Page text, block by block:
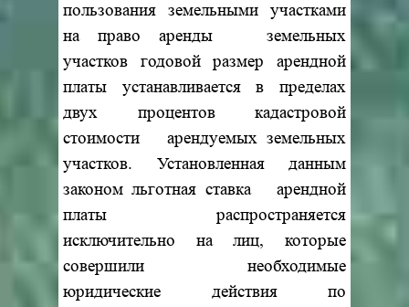
пользования земельными участками
на право аренды земельных
участков годовой размер арендной
платы устанавливается в пределах
двух процентов кадастровой
стоимости арендуемых земельных
участков. Установленная данным
законом льготная ставка арендной
платы распространяется
исключительно на лиц, которые
совершили необходимые
юридические действия по